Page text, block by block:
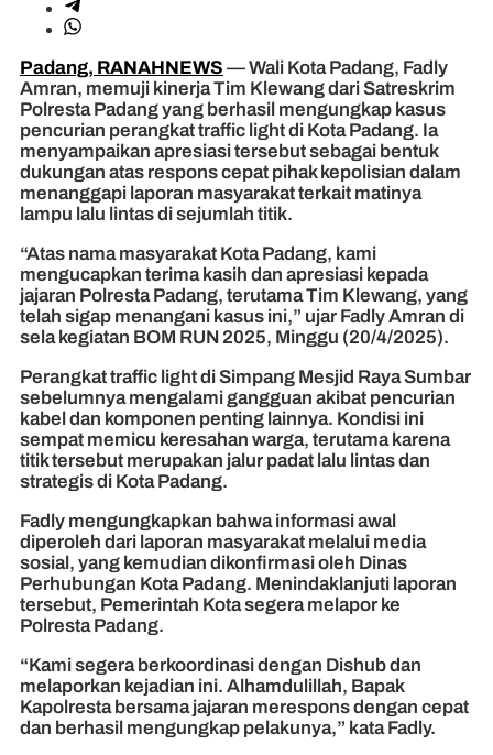
Padang, RANAHNEWS — Wali Kota Padang, Fadly
Amran, memuji kinerja Tim Klewang dari Satreskrim
Polresta Padang yang berhasil mengungkap kasus
pencurian perangkat traffic light di Kota Padang. Ia
menyampaikan apresiasi tersebut sebagai bentuk
dukungan atas respons cepat pihak kepolisian dalam
menanggapi laporan masyarakat terkait matinya
lampu lalu lintas di sejumlah titik.
“Atas nama masyarakat Kota Padang, kami
mengucapkan terima kasih dan apresiasi kepada
jajaran Polresta Padang, terutama Tim Klewang, yang
telah sigap menangani kasus ini,” ujar Fadly Amran di
sela kegiatan BOM RUN 2025, Minggu (20/4/2025).
Perangkat traffic light di Simpang Mesjid Raya Sumbar
sebelumnya mengalami gangguan akibat pencurian
kabel dan komponen penting lainnya. Kondisi ini
sempat memicu keresahan warga, terutama karena
titik tersebut merupakan jalur padat lalu lintas dan
strategis di Kota Padang.
Fadly mengungkapkan bahwa informasi awal
diperoleh dari laporan masyarakat melalui media
sosial, yang kemudian dikonfirmasi oleh Dinas
Perhubungan Kota Padang. Menindaklanjuti laporan
tersebut, Pemerintah Kota segera melapor ke
Polresta Padang.
“Kami segera berkoordinasi dengan Dishub dan
melaporkan kejadian ini. Alhamdulillah, Bapak
Kapolresta bersama jajaran merespons dengan cepat
dan berhasil mengungkap pelakunya,” kata Fadly.